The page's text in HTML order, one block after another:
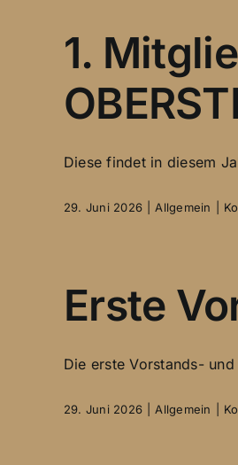
1.
Diese findet in diesem
29. Juni 2026 Allgemein
Erste
Die erste Vorstands-
29. Juni 2026 Allgemein